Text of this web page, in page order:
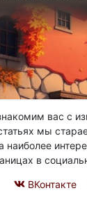
вас с
мы
в
ВКонтакте